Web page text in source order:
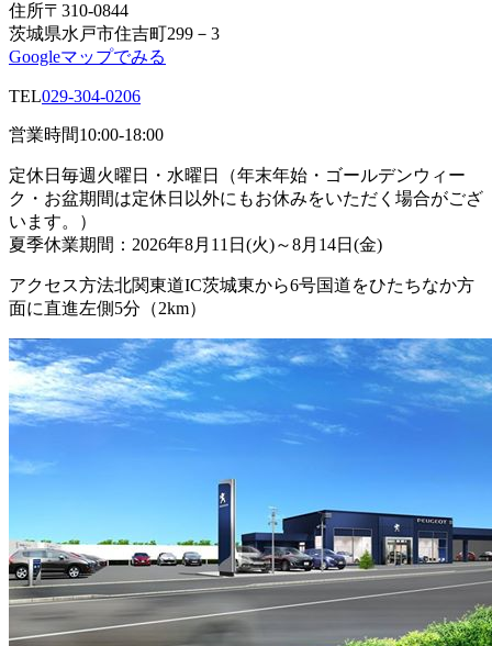
住所〒310-0844
茨城県水戸市住吉町299－3
Googleマップでみる
TEL029-304-0206
営業時間10:00-18:00
定休日 毎週火曜日・水曜日（年末年始・ゴールデンウィー
ク・お盆期間は定休日以外にもお休みをいただく場合がござ
います。）
夏季休業期間：2026年8月11日(火)～8月14日(金)
アクセス方法北関東道IC茨城東から6号国道をひたちなか方
面に直進左側5分（2km）